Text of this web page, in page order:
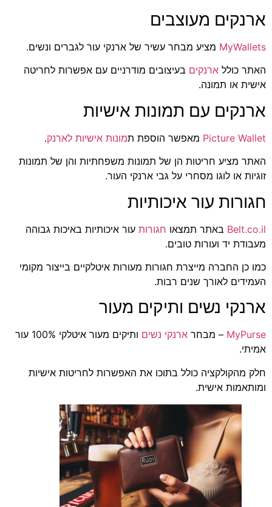
ארנקים מעוצבים
MyWallets מציע מבחר עשיר של ארנקי עור לגברים ונשים.
האתר כולל ארנקים בעיצובים מודרניים עם אפשרות לחריטה
אישית או תמונה.
ארנקים עם תמונות אישיות
Picture Wallet מאפשר הוספת תמונות אישיות לארנק.
האתר מציע חריטות הן של תמונות משפחתיות והן של תמונות
זוגיות או לוגו מסחרי על גבי ארנקי העור.
חגורות עור איכותיות
Belt.co.il באתר תמצאו חגורות עור איכותיות באיכות גבוהה
מעבודת יד ועורות טובים.
כמו כן החברה מייצרת חגורות מעורות איטלקיים בייצור מקומי
העמידים לאורך שנים רבות.
ארנקי נשים ותיקים מעור
MyPurse – מבחר ארנקי נשים
ותיקים מעור איטלקי 100% עור
אמיתי.
חלק מהקולקציה כולל בתוכו את האפשרות לחריטות אישיות
ומותאמות אישית.